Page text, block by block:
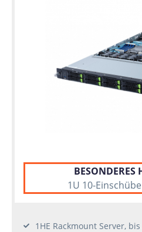
BESONDERES
1U 10-
1HE Rackmount Server,